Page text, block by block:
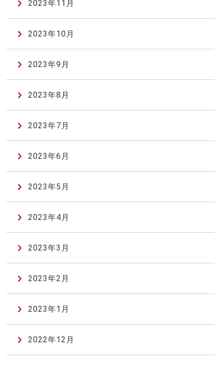
2023年11月
2023年10月
2023年9月
2023年8月
2023年7月
2023年6月
2023年5月
2023年4月
2023年3月
2023年2月
2023年1月
2022年12月